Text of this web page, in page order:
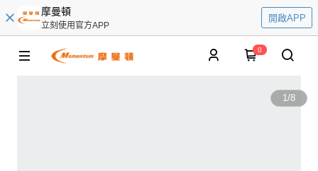
摩曼頓
立刻使用官方APP
開啟APP
0
1/8